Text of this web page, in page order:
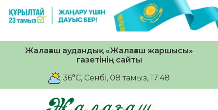
Жалағаш аудандық «Жалағаш жаршысы»
газетінің сайты
36°C, Сенбі, 08 тамыз, 17:48